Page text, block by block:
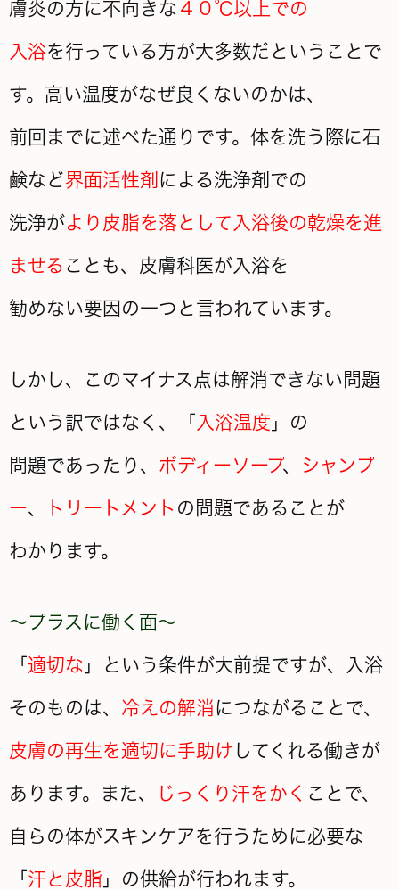
膚炎の方に不向きな ４０℃以上での
入浴を行っている方が大多数だということで
す。高い温度がなぜ良くないのかは、
前回までに述べた通りです。体を洗う際に石
鹸など界面活性剤 による洗浄剤での
洗浄がより皮脂を落として入浴後の乾燥を進
ませる ことも、皮膚科医が入浴を
勧めない要因の一つと言われています。
しかし、このマイナス点は解消できない問題
という訳ではなく、「 入浴温度 」の
問題であったり、 ボディーソープ、 シャンプ
ー、 トリートメント の問題であることが
わかります。
～プラスに働く面～
「 適切な 」という条件が大前提ですが、入浴
そのものは、 冷えの解消につながることで、
皮膚の再生を適切に手助け してくれる働きが
あります。また、 じっくり汗をかく ことで、
自らの体がスキンケアを行うために必要な
「 汗と皮脂 」の供給が行われます。